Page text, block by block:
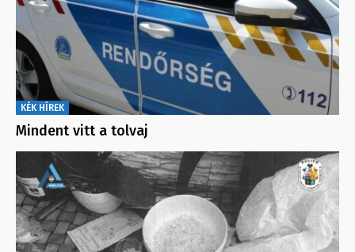
KÉK HÍREK
Mindent vitt a tolvaj